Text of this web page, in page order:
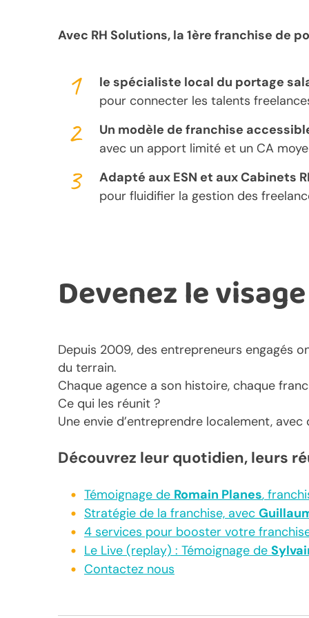
Avec RH Solutions, la 1ère franchise de
le spécialiste local du portage
pour connecter les talents
Un modèle de franchise
avec un apport limité et un CA
Adapté aux ESN et aux Cabinets
pour fluidifier la gestion des
Devenez le
Depuis 2009, des entrepreneurs engagés
du terrain.
Chaque agence a son histoire, chaque
Ce qui les réunit ?
Une envie d’entreprendre localement,
Découvrez leur quotidien, leurs
Témoignage de Romain Planes,
Stratégie de la franchise, avec
4 services pour booster votre
Le Live (replay) : Témoignage de
Contactez nous